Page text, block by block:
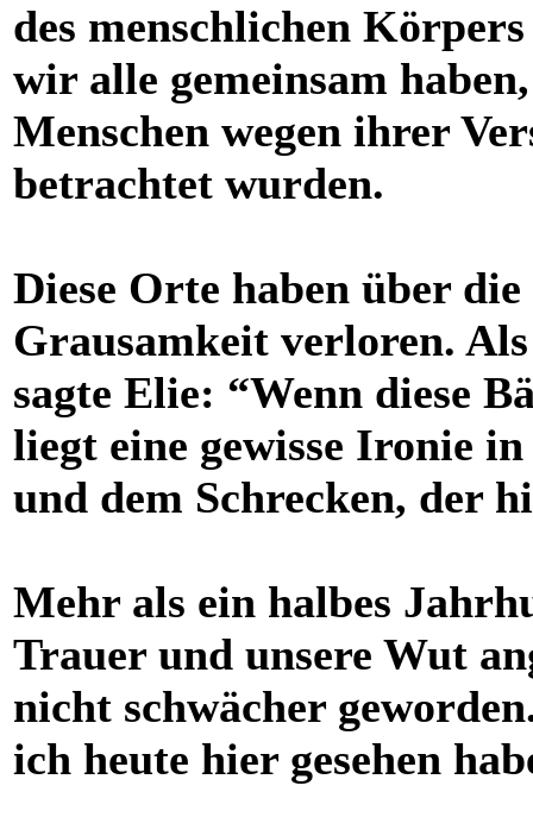
des menschlichen
wir alle gemeinsam
Menschen wegen ihrer
betrachtet wurden.
Diese Orte haben über
Grausamkeit verloren.
sagte Elie: “Wenn diese
liegt eine gewisse Ironie
und dem Schrecken, der
Mehr als ein halbes
Trauer und unsere Wut
nicht schwächer
ich heute hier gesehen